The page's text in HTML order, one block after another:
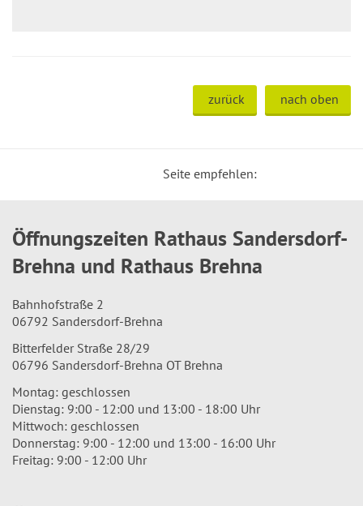
zurück nach oben
Seite empfehlen:
Öffnungszeiten Rathaus Sandersdorf-
Brehna und Rathaus Brehna
Bahnhofstraße 2
06792 Sandersdorf-Brehna
Bitterfelder Straße 28/29
06796 Sandersdorf-Brehna OT Brehna
Montag: geschlossen
Dienstag: 9:00 - 12:00 und 13:00 - 18:00 Uhr
Mittwoch: geschlossen
Donnerstag: 9:00 - 12:00 und 13:00 - 16:00 Uhr
Freitag: 9:00 - 12:00 Uhr